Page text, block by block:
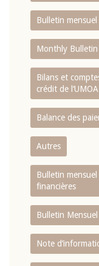
Bulletin
Monthly Bulletin
Bilans et
crédit de l‘UMOA
Balance des
Autres
Bulletin
financières
Bulletin
Note